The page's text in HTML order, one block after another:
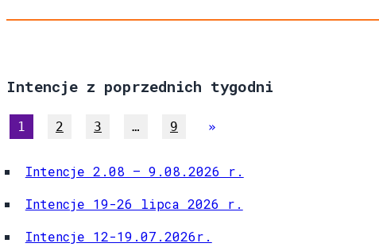
Intencje z poprzednich tygodni
1 2 3 … 9 »
Intencje 2.08 – 9.08.2026 r.
Intencje 19-26 lipca 2026 r.
Intencje 12-19.07.2026r.